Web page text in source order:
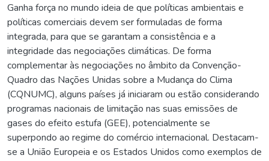
Ganha força no mundo ideia de que políticas ambientais e
políticas comerciais devem ser formuladas de forma
integrada, para que se garantam a consistência e a
integridade das negociações climáticas. De forma
complementar às negociações no âmbito da Convenção-
Quadro das Nações Unidas sobre a Mudança do Clima
(CQNUMC), alguns países já iniciaram ou estão considerando
programas nacionais de limitação nas suas emissões de
gases do efeito estufa (GEE), potencialmente se
superpondo ao regime do comércio internacional. Destacam-
se a União Europeia e os Estados Unidos como exemplos de